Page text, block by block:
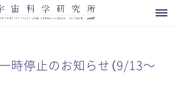
時停止のお知らせ（9/13〜